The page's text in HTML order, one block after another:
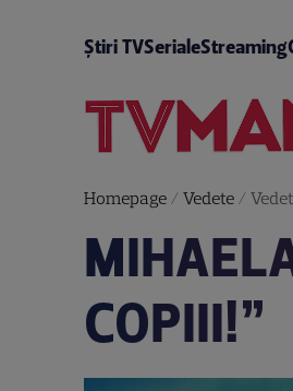
Știri TVSerialeStreaming
Homepage/ Vedete/
COPIII!”